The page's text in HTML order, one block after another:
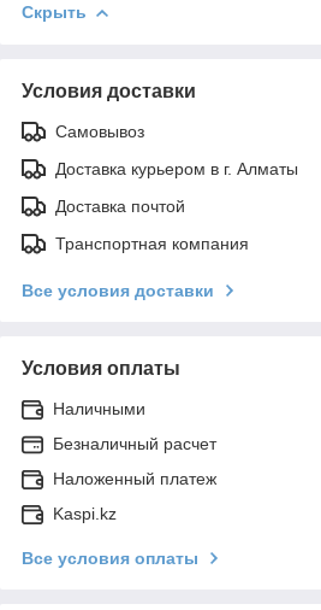
Скрыть
Условия доставки
Самовывоз
Доставка курьером в г. Алматы
Доставка почтой
Транспортная компания
Все условия доставки
Условия оплаты
Наличными
Безналичный расчет
Наложенный платеж
Kaspi.kz
Все условия оплаты